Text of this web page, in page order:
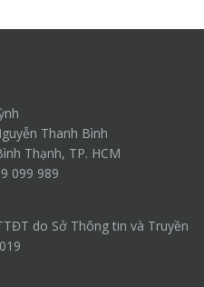
Thanh Bình
Thạnh, TP. HCM
099 989
do Sở Thông tin và Truyền